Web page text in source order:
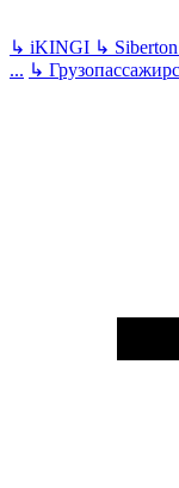
↳ iKINGI ↳ Siberton
... ↳